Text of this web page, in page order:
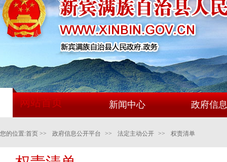
网站首页 新闻中心 政府信
您的位置:首页 >> 政府信息公开平台 >> 法定主动公开 >> 权责清单